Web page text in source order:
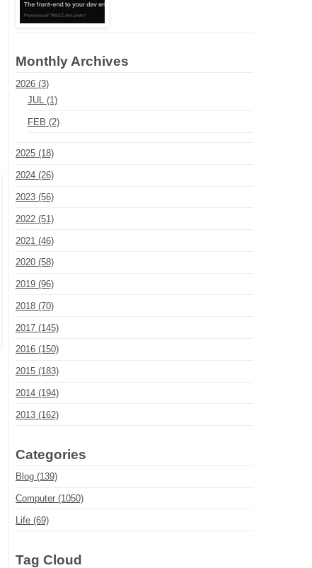
Monthly Archives
2026 (3)
JUL (1)
FEB (2)
2025 (18)
2024 (26)
2023 (56)
2022 (51)
2021 (46)
2020 (58)
2019 (96)
2018 (70)
2017 (145)
2016 (150)
2015 (183)
2014 (194)
2013 (162)
Categories
Blog (139)
Computer (1050)
Life (69)
Tag Cloud